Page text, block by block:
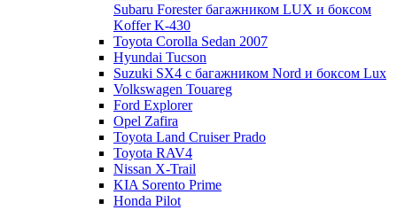
Subaru Forester багажником LUX и боксом
Koffer K-430
Toyota Corolla Sedan 2007
Hyundai Tucson
Suzuki SX4 с багажником Nord и боксом Lux
Volkswagen Touareg
Ford Explorer
Opel Zafira
Toyota Land Cruiser Prado
Toyota RAV4
Nissan X-Trail
KIA Sorento Prime
Honda Pilot